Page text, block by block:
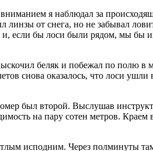
я наблюдал за
от снега, но не забывал
и, если бы лоси были рядом, мы бы
беляк и побежал по полю в
снова оказалось, что лоси
был второй. Выслушав
на пару сотен метров. Краем
исподним. Через полминуты